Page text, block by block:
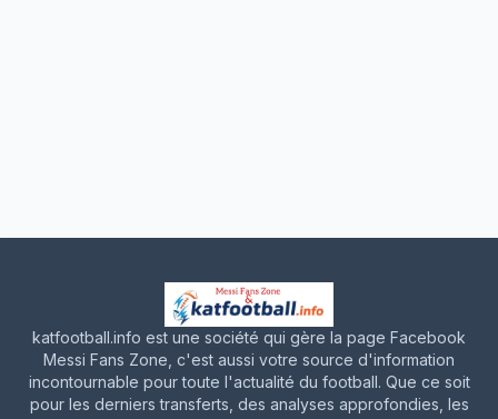
katfootball.info est une société qui gère la page Facebook
Messi Fans Zone, c'est aussi votre source d'information
incontournable pour toute l'actualité du football. Que ce soit
pour les derniers transferts, des analyses approfondies, les